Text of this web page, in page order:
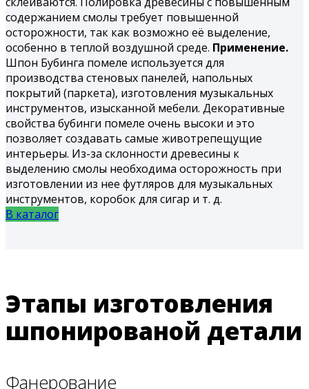
содержанием смолы требует повышенной
осторожности, так как возможно её выделение,
особенно в теплой воздушной среде. Применение.
Шпон Бубинга помеле используется для
производства стеновых панелей, напольных
покрытий (паркета), изготовления музыкальных
инструментов, изысканной мебели. Декоративные
свойства бубинги помеле очень высоки и это
позволяет создавать самые животрепещущие
интерьеры. Из-за склонности древесины к
выделению смолы необходима осторожность при
изготовлении из нее футляров для музыкальных
инструментов, коробок для сигар и т. д.
В каталог
Этапы изготовления
шпонированой детали
Фанерование